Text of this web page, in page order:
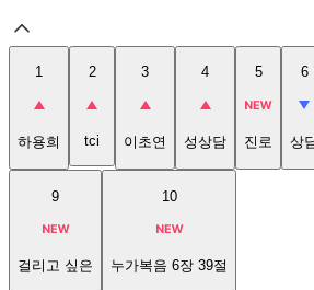
1
하용희
2
tci
3
이초연
4
성상담
5
진로
6
상
9
걸리고 싶은
10
누가복음 6장 39절